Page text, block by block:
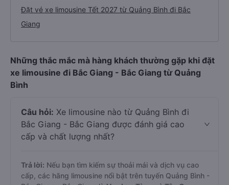
Đặt vé xe limousine Tết 2027 từ Quảng Bình đi Bắc
Giang
Những thắc mắc mà hàng khách thường gặp khi đặt
xe limousine đi Bắc Giang - Bắc Giang từ Quảng
Bình
Câu hỏi: Xe limousine nào từ Quảng Bình đi
Bắc Giang - Bắc Giang được đánh giá cao
cấp và chất lượng nhất?
Trả lời: Nếu bạn tìm kiếm sự thoải mái và dịch vụ cao
cấp, các hãng limousine nổi bật trên tuyến Quảng Bình -